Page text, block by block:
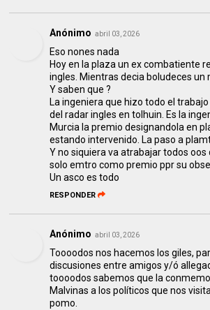
Anónimo abril 03, 2026
Eso nones nada
Hoy en la plaza un ex combatiente
ingles. Mientras decia boludeces un
Y saben que ?
La ingeniera que hizo todo el
del radar ingles en tolhuin. Es la
Murcia la premio designandola en
estando intervenido. La paso a
Y no siquiera va atrabajar todos oos
solo emtro como premio ppr su
Un asco es todo
RESPONDER
Anónimo abril 03, 2026
Toooodos nos hacemos los giles,
discusiones entre amigos y/ó
toooodos sabemos que la
Malvinas a los políticos que nos
pomo.